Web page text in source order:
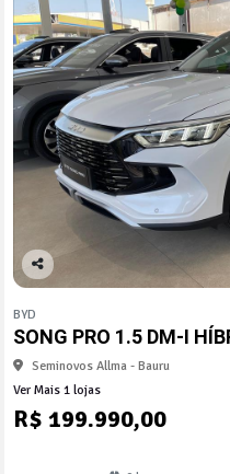
Co
arti
lhe
BYD
SONG PRO 1.5 DM-I
Seminovos Allma - Bauru
Ver Mais 1 lojas
R$ 199.990,00